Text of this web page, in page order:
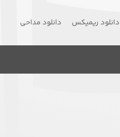
دانلود ریمیکس دانلود مداحی